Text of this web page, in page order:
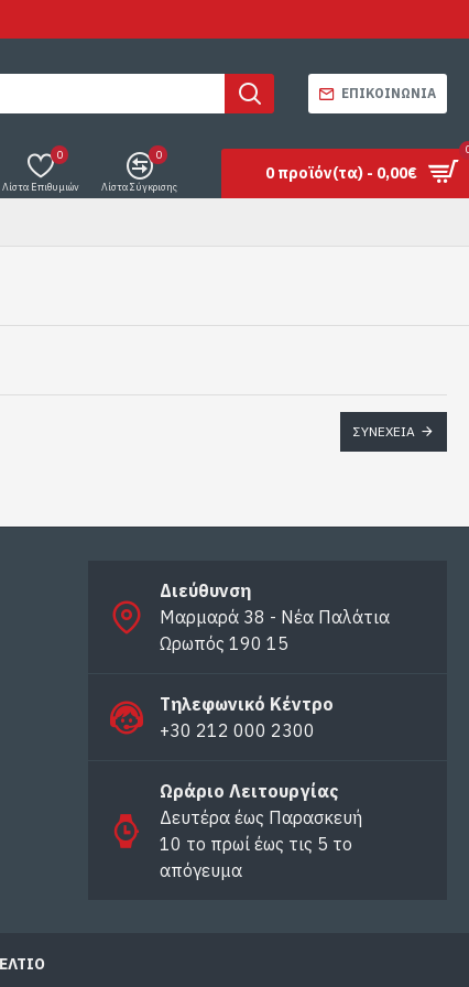
ΕΠΙΚΟΙΝΩΝΊΑ
Λίστα Επιθυμιών
0
Λίστα Σύγκρισης
0
0 προϊόν(τα) - 0,00€
ΣΥΝΈΧΕΙΑ
Διεύθυνση
Μαρμαρά 38 - Νέα Παλάτια
Ωρωπός 190 15
Τηλεφωνικό Κέντρο
+30 212 000 2300
Ωράριο Λειτουργίας
Δευτέρα έως Παρασκευή
10 το πρωί έως τις 5 το
απόγευμα